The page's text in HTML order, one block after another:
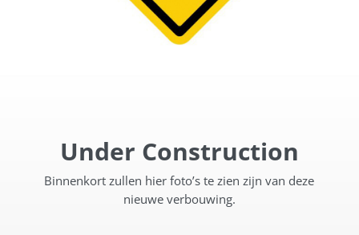
Under Construction
Binnenkort zullen hier foto’s te zien zijn van deze
nieuwe verbouwing.